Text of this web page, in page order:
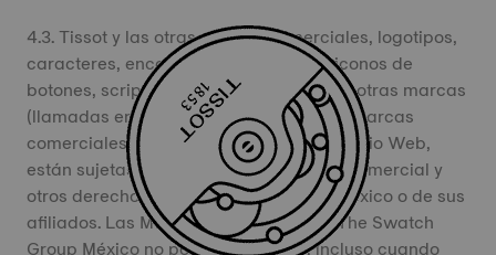
4.3. Tissot y las otras marcas comerciales, logotipos,
caracteres, encabezados de página, iconos de
botones, scripts, nombres de servicios y otras marcas
(llamadas en adelante colectivamente "Marcas
comerciales") que se muestran en este Sitio Web,
están sujetas a los derechos de marca comercial y
otros derechos de The Swatch Group México o de sus
afiliados. Las Marcas comerciales de The Swatch
Group México no podrán utilizarse, incluso cuando